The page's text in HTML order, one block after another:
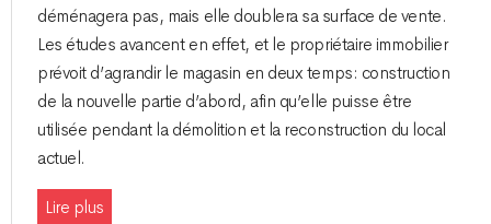
déménagera pas, mais elle doublera sa surface de vente.
Les études avancent en effet, et le propriétaire immobilier
prévoit d’agrandir le magasin en deux temps: construction
de la nouvelle partie d’abord, afin qu’elle puisse être
utilisée pendant la démolition et la reconstruction du local
actuel.
Lire plus